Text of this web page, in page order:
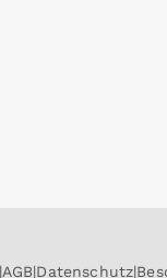
AGB Datenschutz